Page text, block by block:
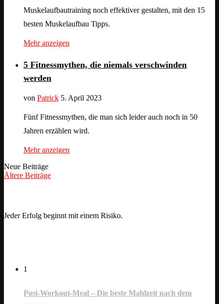
Muskelaufbautraining noch effektiver gestalten, mit den 15
besten Muskelaufbau Tipps.
Mehr anzeigen
5 Fitnessmythen, die niemals verschwinden
werden
von Patrick 5. April 2023
Fünf Fitnessmythen, die man sich leider auch noch in 50
Jahren erzählen wird.
Mehr anzeigen
Neue Beiträge
Ältere Beiträge
Jeder Erfolg beginnt mit einem Risiko.
1
Post-Workout-Meal – Die beste Mahlzeit nach dem